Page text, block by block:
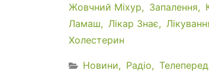
Жовчний Міхур
Запалення
Ламаш
Лікар Знає
Холестерин
Новини Радіо